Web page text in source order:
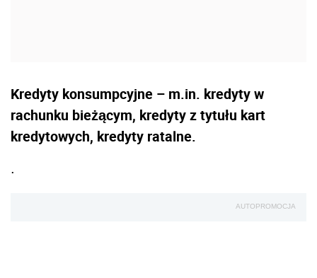
Kredyty konsumpcyjne – m.in. kredyty w
rachunku bieżącym, kredyty z tytułu kart
kredytowych, kredyty ratalne.
.
AUTOPROMOCJA